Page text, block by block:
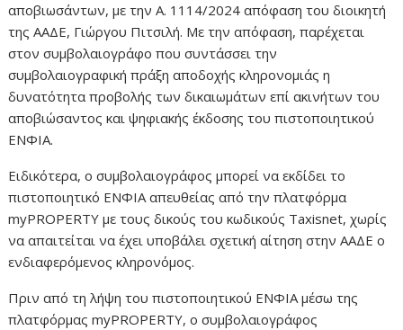
αποβιωσάντων, με την Α. 1114/2024 απόφαση του διοικητή
της ΑΑΔΕ, Γιώργου Πιτσιλή. Με την απόφαση, παρέχεται
στον συμβολαιογράφο που συντάσσει την
συμβολαιογραφική πράξη αποδοχής κληρονομιάς η
δυνατότητα προβολής των δικαιωμάτων επί ακινήτων του
αποβιώσαντος και ψηφιακής έκδοσης του πιστοποιητικού
ΕΝΦΙΑ.
Ειδικότερα, ο συμβολαιογράφος μπορεί να εκδίδει το
πιστοποιητικό ΕΝΦΙΑ απευθείας από την πλατφόρμα
myPROPERTY με τους δικούς του κωδικούς Taxisnet, χωρίς
να απαιτείται να έχει υποβάλει σχετική αίτηση στην ΑΑΔΕ ο
ενδιαφερόμενος κληρονόμος.
Πριν από τη λήψη του πιστοποιητικού ΕΝΦΙΑ μέσω της
πλατφόρμας myPROPERTY, ο συμβολαιογράφος